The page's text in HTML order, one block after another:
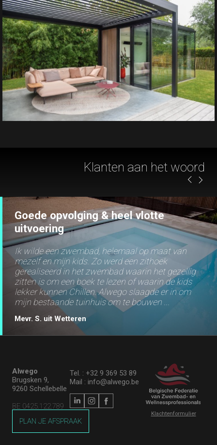
Mevr. S. uit Wetteren
Goede opvolging & heel vlotte
uitvoering
Ik wilde een zwembad, helemaal op maat van
mezelf en mijn kids. Zo werd een zithoek
gerealiseerd in het zwembad waarin het gezellig
zitten is om een boek te lezen of waarin de kids
lekker kunnen Chillen. Alwego slaagde er in om
mijn bestaande tuinhuis om te bouwen ...
Alwego
Brugsken 9,
9260 Schellebelle
BE 0425.122.789
Tel. : +32 9 369 53 89
Mail : info@alwego.be
Klachtenformulier
PLAN JE AFSPRAAK